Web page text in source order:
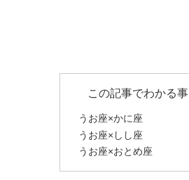
この記事でわかる事
うお座×かに座
うお座×しし座
うお座×おとめ座